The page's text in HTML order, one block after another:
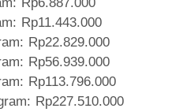
Rp11.443.000‎
Rp22.829.000‎
Rp56.939.000
Rp113.796.000
Rp227.510.000‎